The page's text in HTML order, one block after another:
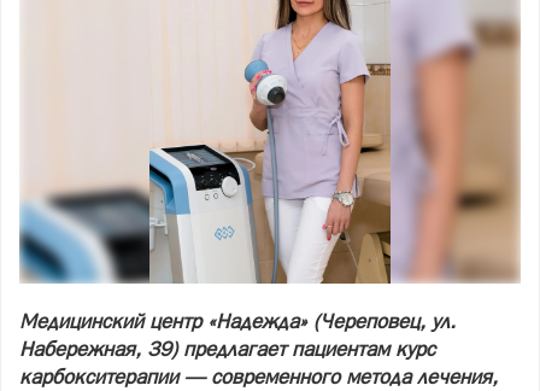
Медицинский центр «Надежда» (Череповец, ул.
Набережная, 39) предлагает пациентам курс
карбокситерапии — современного метода лечения,